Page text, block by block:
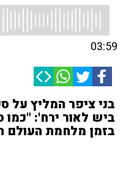
03:59
בני ציפר המליץ על
ביש לאור ירח':
בזמן מלחמת העולם